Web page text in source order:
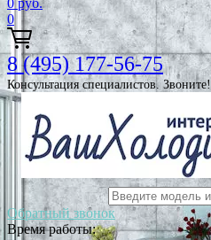
0 руб.
0
8 (495) 177-56-75
Консультация специалистов. Звоните!
Обратный звонок
Время работы: